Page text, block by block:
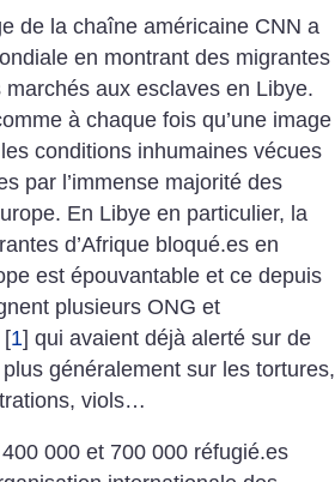
de la chaîne américaine CNN a
en montrant des migrantes
aux esclaves en Libye.
à chaque fois qu’une image
conditions inhumaines vécues
par l’immense majorité des
En Libye en particulier, la
d’Afrique bloqué.es en
est épouvantable et ce depuis
plusieurs ONG et
[1] qui avaient déjà alerté sur de
généralement sur les tortures,
viols…
000 et 700 000 réfugié.es